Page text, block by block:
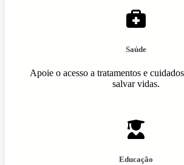
Saúde
Apoie o acesso a tratamentos e
salvar vidas.
Educação